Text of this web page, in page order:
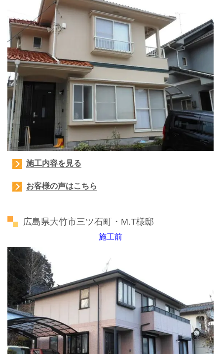
施工内容を見る
お客様の声はこちら
広島県大竹市三ツ石町・M.T様邸
施工前